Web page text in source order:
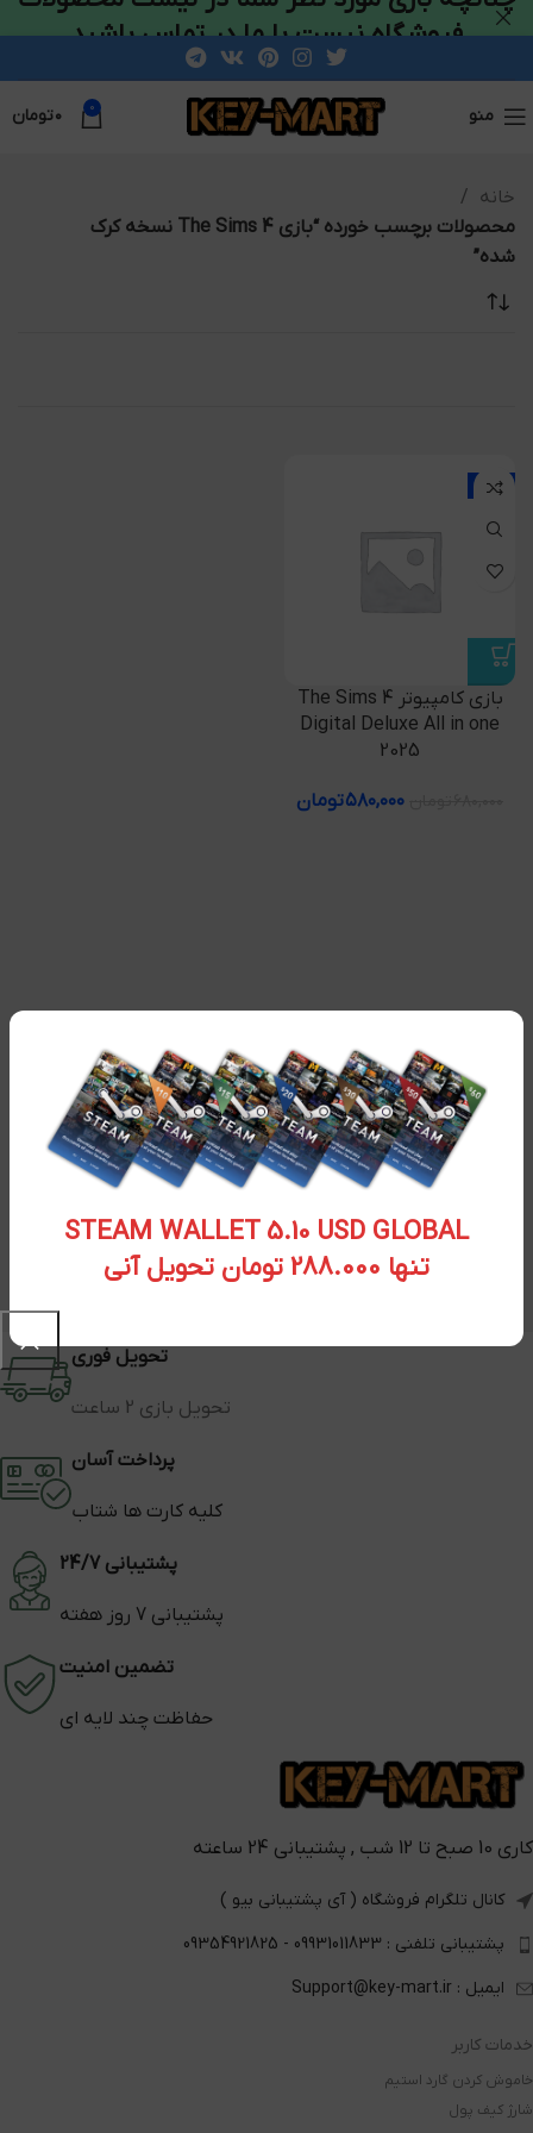
STEAM WALLET 5.10 USD GLOBAL
تنها 288.000 تومان تحویل آنی
منو 0 ۰تومان
خانه
محصولات برچسب خورده “بازی The Sims 4 نسخه کرک
شده”
-15%
بازی کامپیوتر The Sims 4
Digital Deluxe All in one
2025
۵۸۰,۰۰۰تومان
تحویل فوری
تحویل بازی 2 ساعت
پرداخت آسان
کلیه کارت ها شتاب
پشتیبانی 24/7
پشتیبانی 7 روز هفته
تضمین امنیت
حفاظت چند لایه ای
کاری 10 صبح تا 12 شب , پشتیبانی 24 ساعته
کانال تلگرام فروشگاه ( آی پشتیبانی بیو )
پشتیبانی تلفنی : 09931011833 - 09354921825
ایمیل : Support@key-mart.ir
خدمات کاربر
خاموش کردن گارد استیم
شارژ کیف پول
فروشگاه نیست با ما در تماس باشید